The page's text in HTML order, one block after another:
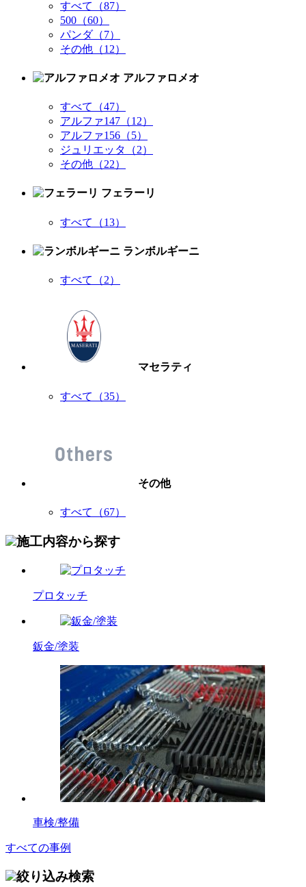
すべて（87）
500（60）
パンダ（7）
その他（12）
アルファロメオ
すべて（47）
アルファ147（12）
アルファ156（5）
ジュリエッタ（2）
その他（22）
フェラーリ
すべて（13）
ランボルギーニ
すべて（2）
マセラティ
すべて（35）
その他
すべて（67）
施工内容から探す
プロタッチ
鈑金/塗装
車検/整備
すべての事例
絞り込み検索